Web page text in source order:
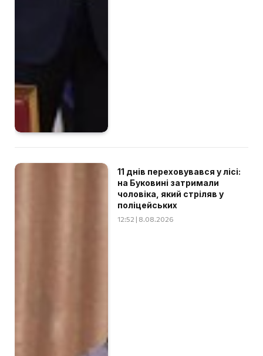
11 днів переховувався у лісі:
на Буковині затримали
чоловіка, який стріляв у
поліцейських
12:52 | 8.08.2026